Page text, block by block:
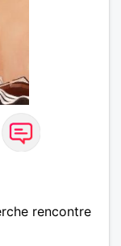
rencontre